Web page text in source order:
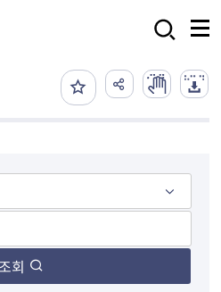
조회